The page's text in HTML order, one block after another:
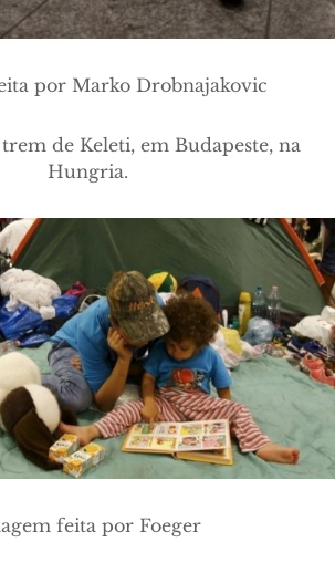
por Marko Drobnajakovic
trem de Keleti, em Budapeste, na
Hungria.
feita por Foeger